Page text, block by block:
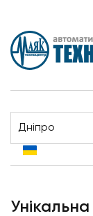
Дніпро
Головна Новини
Унікальна